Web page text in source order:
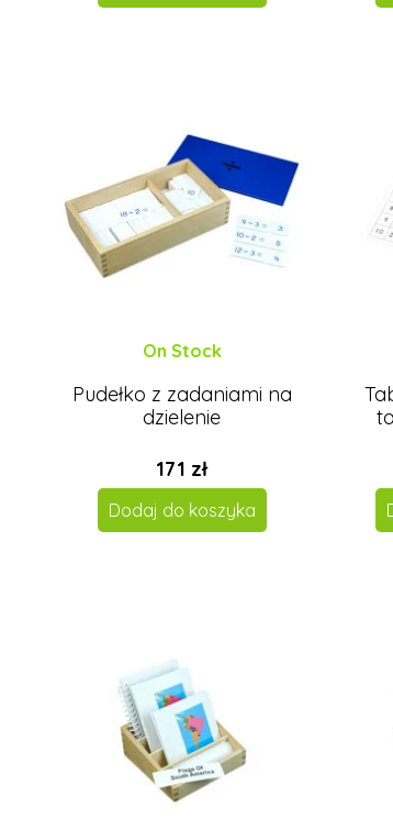
On Stock
Pudełko z zadaniami na
dzielenie
171 zł
Dodaj do koszyka